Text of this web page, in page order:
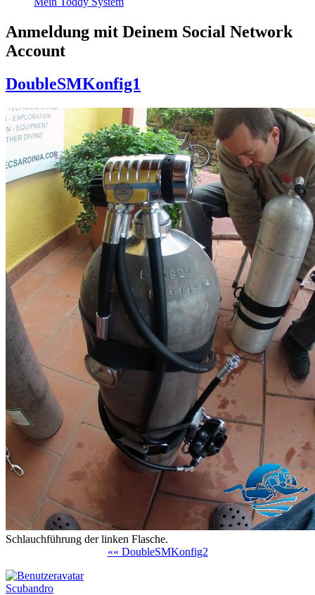
Anmeldung mit Deinem Social Network
Account
DoubleSMKonfig1
Schlauchführung der linken Flasche.
«« DoubleSMKonfig2
Scubandro